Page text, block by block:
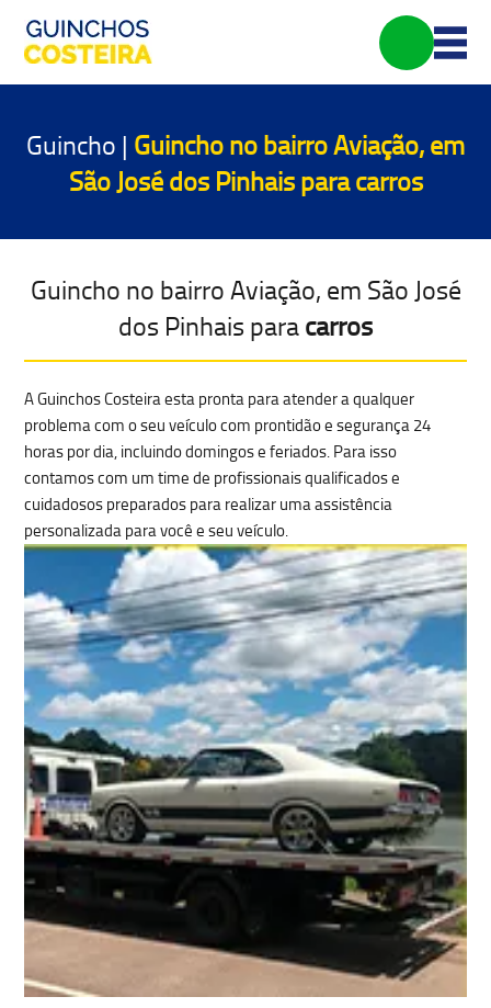
Guincho | Guincho no bairro Aviação, em
São José dos Pinhais paracarros
Guincho no bairro Aviação, em São José
dos Pinhais paracarros
A Guinchos Costeira esta pronta para atender a qualquer
problema com o seu veículo com prontidão e segurança 24
horas por dia, incluindo domingos e feriados. Para isso
contamos com um time de profissionais qualificados e
cuidadosos preparados para realizar umaassistência
personalizada para você e seu veículo.